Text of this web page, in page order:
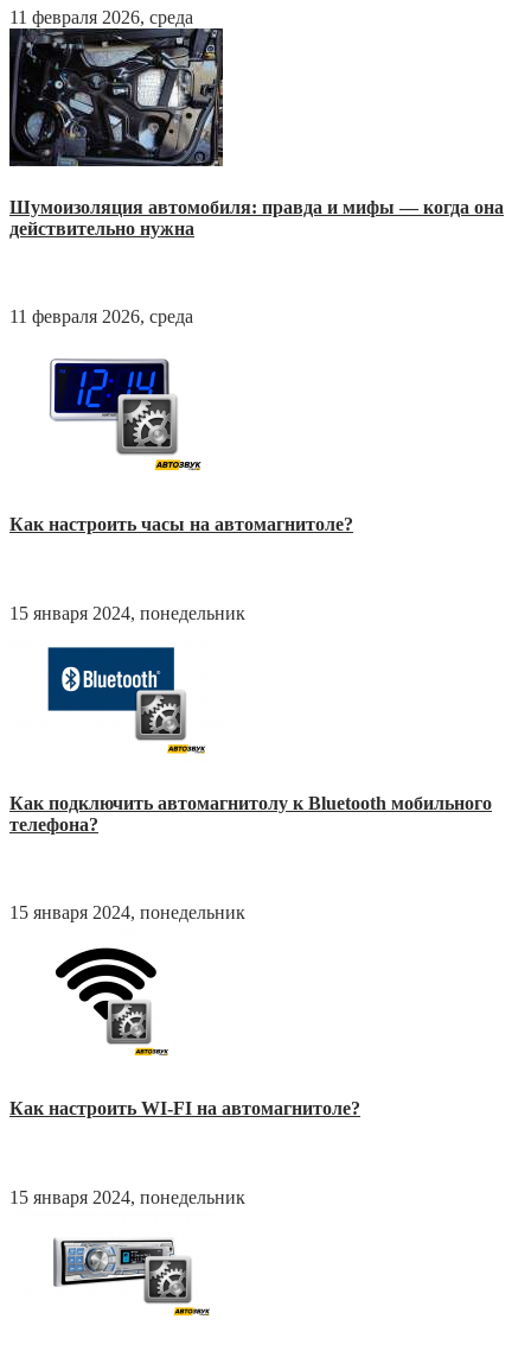
11 февраля 2026, среда
Шумоизоляция автомобиля: правда и мифы — когда она
действительно нужна
11 февраля 2026, среда
Как настроить часы на автомагнитоле?
15 января 2024, понедельник
Как подключить автомагнитолу к Bluetooth мобильного
телефона?
15 января 2024, понедельник
Как настроить WI-FI на автомагнитоле?
15 января 2024, понедельник